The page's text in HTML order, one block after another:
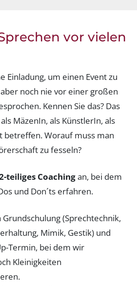
vor vielen
Einladung, um einen Event zu
noch nie vor einer großen
Kennen Sie das? Das
MäzenIn, als KünstlerIn, als
betreffen. Worauf muss man
zu fesseln?
teiliges Coachingan, bei dem
und Don´ts erfahren.
(Sprechtechnik,
Mimik, Gestik) und
Termin, bei dem wir
Kleinigkeiten